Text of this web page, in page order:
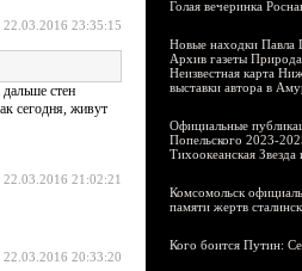
22.03.2016 23:35:15
стен
сегодня, живут
22.03.2016 21:02:21
22.03.2016 20:33:20
Голая вечеринка
Новые находки Павла
Архив газеты
Неизвестная карта
выставки автора в
Официальные
Попельского 2023-
Тихоокеанская
Комсомольск
памяти жертв
Кого боится Путин: